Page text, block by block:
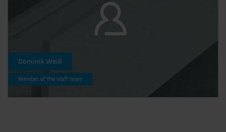
Dominik Weiß
Member of the staff team